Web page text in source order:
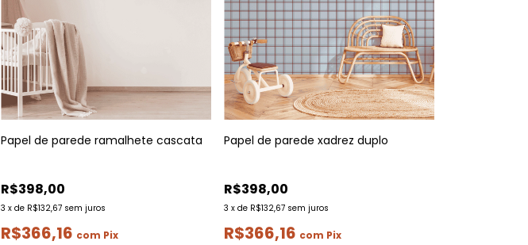
Papel de parede ramalhete cascata
R$398,00
3 x de R$132,67 sem juros
R$366,16 com Pix
Papel de parede xadrez duplo
R$398,00
3 x de R$132,67 sem juros
R$366,16 com Pix